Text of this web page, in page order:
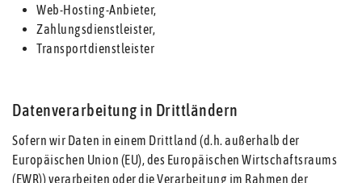
Web-Hosting-Anbieter,
Zahlungsdienstleister,
Transportdienstleister
Datenverarbeitung in Drittländern
Sofern wir Daten in einem Drittland (d.h. außerhalb der
Europäischen Union (EU), des Europäischen Wirtschaftsraums
(EWR)) verarbeiten oder die Verarbeitung im Rahmen der